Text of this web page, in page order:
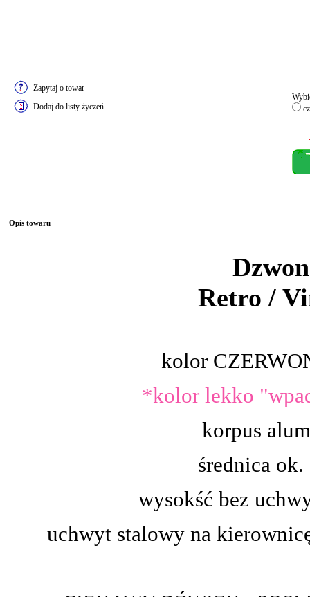
Zapytaj o towar
Dodaj do listy życzeń
Opis towaru
Retro /
kolor
*kolor lekko
korpus
średnica
wysokść bez
uchwyt stalowy na